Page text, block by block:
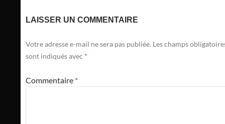
LAISSER UN COMMENTAIRE
Votre adresse e-mail ne sera pas publiée. Les champs
sont indiqués avec *
Commentaire *